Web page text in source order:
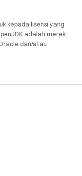
kepada lisensi yang
adalah merek
dan/atau